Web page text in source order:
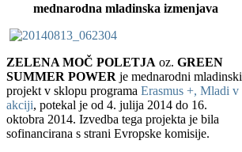
mednarodna mladinska izmenjava
ZELENA MOČ POLETJA oz. GREEN
SUMMER POWER je mednarodni mladinski
projekt v sklopu programa Erasmus +, Mladi v
akciji, potekal je od 4. julija 2014 do 16.
oktobra 2014. Izvedba tega projekta je bila
sofinancirana s strani Evropske komisije.